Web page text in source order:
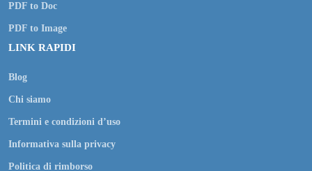
PDF to Doc
PDF to Image
LINK RAPIDI
Blog
Chi siamo
Termini e condizioni d’uso
Informativa sulla privacy
Politica di rimborso